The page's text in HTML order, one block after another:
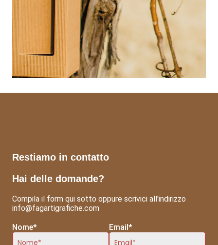
Restiamo in contatto
Hai delle domande?
Compila il form qui sotto oppure scrivici all'indirizzo
info@fagartigrafiche.com
Nome* Email*